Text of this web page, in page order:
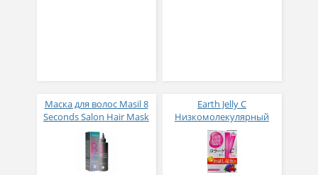
Маска для волос Masil 8
Seconds Salon Hair Mask
200 мл
Earth Jelly C
Низкомолекулярный
рыбный коллаген с
витамином С и 5
активных компонентов
с ягодным вкусом 8 гр